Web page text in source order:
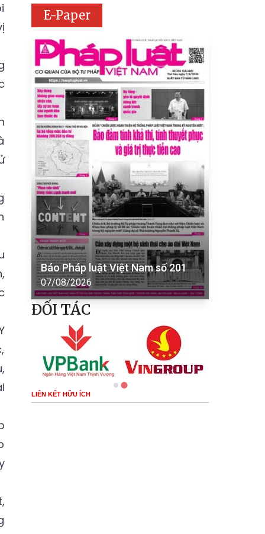
E-Paper
Báo Pháp luật Việt Nam số 201
07/08/2026
ĐỐI TÁC
LIÊN KẾT HỮU ÍCH